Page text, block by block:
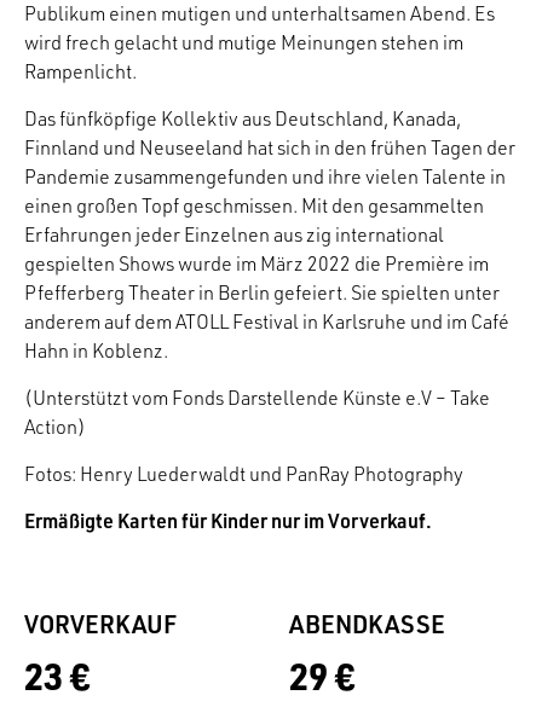
Publikum einen mutigen und unterhaltsamen Abend. Es
wird frech gelacht und mutige Meinungen stehen im
Rampenlicht.
Das fünfköpfige Kollektiv aus Deutschland, Kanada,
Finnland und Neuseeland hat sich in den frühen Tagen der
Pandemie zusammengefunden und ihre vielen Talente in
einen großen Topf geschmissen. Mit den gesammelten
Erfahrungen jeder Einzelnen aus zig international
gespielten Shows wurde im März 2022 die Première im
Pfefferberg Theater in Berlin gefeiert. Sie spielten unter
anderem auf dem ATOLL Festival in Karlsruhe und im Café
Hahn in Koblenz.
(Unterstützt vom Fonds Darstellende Künste e.V – Take
Action)
Fotos: Henry Luederwaldt und PanRay Photography
Ermäßigte Karten für Kinder nur im Vorverkauf.
VORVERKAUF
23 €
ABENDKASSE
29 €